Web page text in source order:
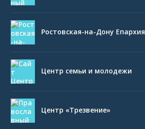
Ростовская-на-Дону Епархия
Центр семьи и молодежи
Центр «Трезвение»